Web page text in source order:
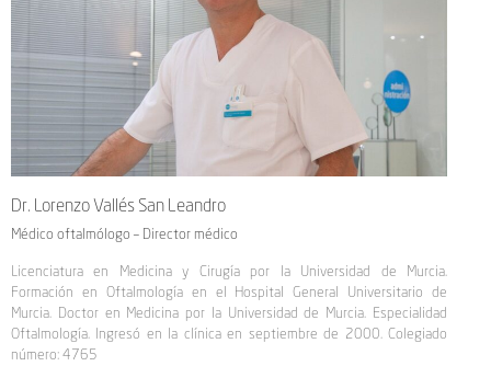
Dr. Lorenzo Vallés San Leandro
Médico oftalmólogo – Director médico
Licenciatura en Medicina y Cirugía por la Universidad de Murcia.
Formación en Oftalmología en el Hospital General Universitario de
Murcia. Doctor en Medicina por la Universidad de Murcia. Especialidad
Oftalmología. Ingresó en la clínica en septiembre de 2000. Colegiado
número: 4765